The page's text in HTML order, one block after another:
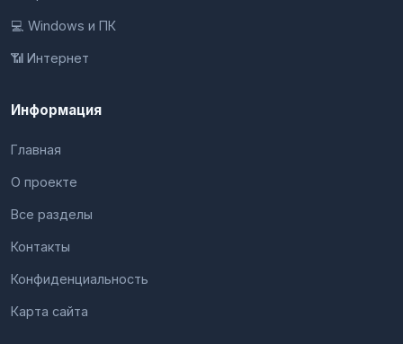
💻 Windows и ПК
📶 Интернет
Информация
Главная
О проекте
Все разделы
Контакты
Конфиденциальность
Карта сайта